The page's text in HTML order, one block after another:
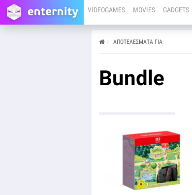
VIDEOGAMES MOVIES GADGETS
ΑΠΟΤΕΛΕΣΜΑΤΑ ΓΙΑ
Bundle